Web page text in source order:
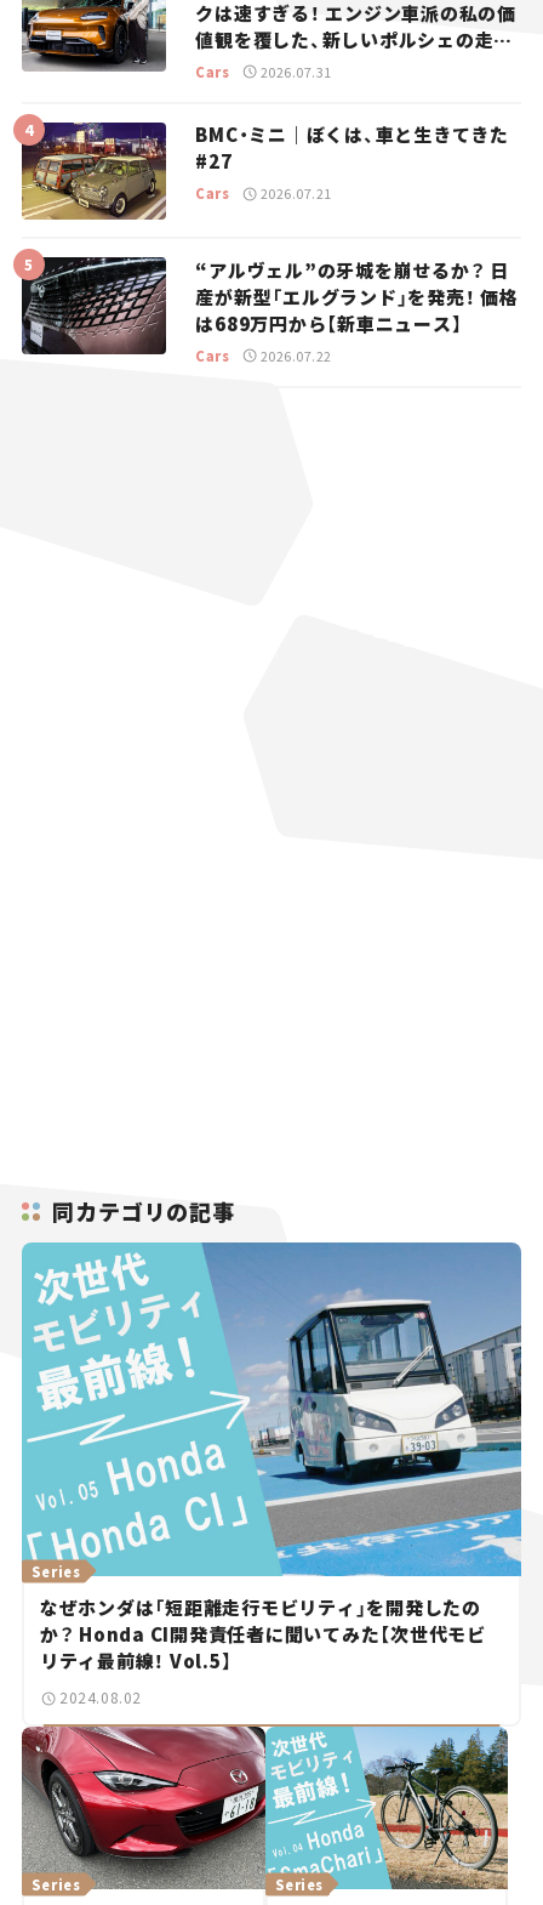
クは速すぎる！ エンジン車派の私の価
値観を覆した、新しいポルシェの走
り。
Cars 2026.07.31
BMC・ミニ｜ぼくは、車と生きてきた
#27
Cars 2026.07.21
“アルヴェル”の牙城を崩せるか？ 日
産が新型「エルグランド」を発売！ 価格
は689万円から【新車ニュース】
Cars 2026.07.22
同カテゴリの記事
なぜホンダは「短距離走行モビリティ」を開発したの
か？ Honda CI開発責任者に聞いてみた【次世代モビ
リティ最前線！ Vol.5】
Series
2024.08.02
Series Series